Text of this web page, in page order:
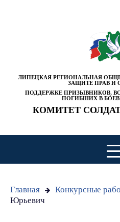
ЛИПЕЦКАЯ РЕГИОНАЛЬНАЯ
ЗАЩИТЕ ПРАВ И
ПОДДЕРЖКЕ ПРИЗЫВНИКОВ,
ПОГИБШИХ В
КОМИТЕТ
Главная Конкурсные
Юрьевич